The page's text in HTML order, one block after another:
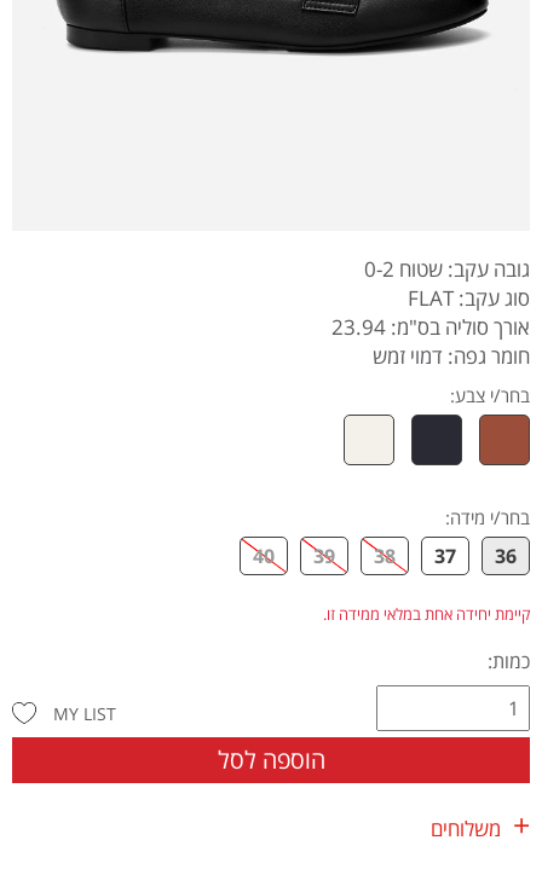
גובה עקב: שטוח 0-2
סוג עקב: FLAT
אורך סוליה בס"מ: 23.94
חומר גפה: דמוי זמש
בחר/י צבע:
בחר/י מידה:
36
37
38
39
40
קיימת יחידה אחת במלאי ממידה זו.
כמות:
הוספה לסל
MY LIST
משלוחים